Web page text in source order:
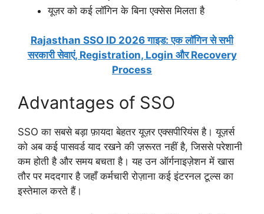
यूज़र को कई लॉगिन के बिना एक्सेस मिलता है
Rajasthan SSO ID 2026 गाइड: एक लॉगिन से सभी
सरकारी सेवाएं, Registration, Login और Recovery
Process
Advantages of SSO
SSO का सबसे बड़ा फ़ायदा बेहतर यूज़र एक्सपीरियंस है। यूज़र्स
को अब कई पासवर्ड याद रखने की ज़रूरत नहीं है, जिससे परेशानी
कम होती है और समय बचता है। यह उन ऑर्गनाइज़ेशन में खास
तौर पर मददगार है जहाँ कर्मचारी रोज़ाना कई इंटरनल टूल्स का
इस्तेमाल करते हैं।